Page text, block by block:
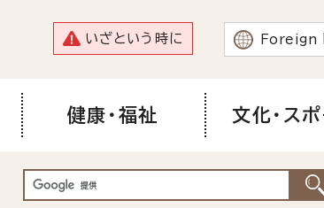
いざという時に Foreign
健康・福祉 文化・ス